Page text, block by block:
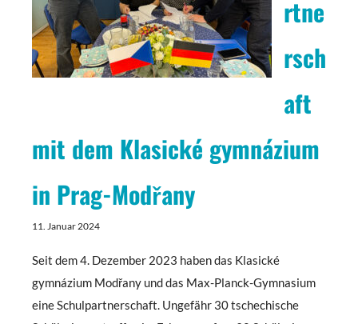
rtne
rsch
aft
mit dem Klasické gymnázium
in Prag-Modřany
11. Januar 2024
Seit dem 4. Dezember 2023 haben das Klasické
gymnázium Modřany und das Max-Planck-Gymnasium
eine Schulpartnerschaft. Ungefähr 30 tschechische